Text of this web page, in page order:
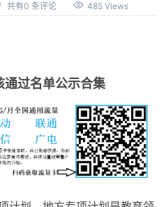
通过公示
共有0 条评论 485 Views
过名单公示合集